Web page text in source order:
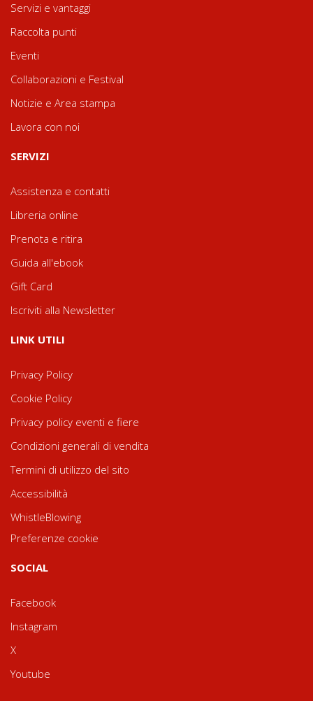
Servizi e vantaggi
Raccolta punti
Eventi
Collaborazioni e Festival
Notizie e Area stampa
Lavora con noi
SERVIZI
Assistenza e contatti
Libreria online
Prenota e ritira
Guida all'ebook
Gift Card
Iscriviti alla Newsletter
LINK UTILI
Privacy Policy
Cookie Policy
Privacy policy eventi e fiere
Condizioni generali di vendita
Termini di utilizzo del sito
Accessibilità
WhistleBlowing
Preferenze cookie
SOCIAL
Facebook
Instagram
X
Youtube